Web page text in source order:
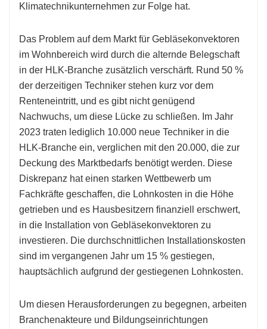
Klimatechnikunternehmen zur Folge hat.
Das Problem auf dem Markt für Gebläsekonvektoren
im Wohnbereich wird durch die alternde Belegschaft
in der HLK-Branche zusätzlich verschärft. Rund 50 %
der derzeitigen Techniker stehen kurz vor dem
Renteneintritt, und es gibt nicht genügend
Nachwuchs, um diese Lücke zu schließen. Im Jahr
2023 traten lediglich 10.000 neue Techniker in die
HLK-Branche ein, verglichen mit den 20.000, die zur
Deckung des Marktbedarfs benötigt werden. Diese
Diskrepanz hat einen starken Wettbewerb um
Fachkräfte geschaffen, die Lohnkosten in die Höhe
getrieben und es Hausbesitzern finanziell erschwert,
in die Installation von Gebläsekonvektoren zu
investieren. Die durchschnittlichen Installationskosten
sind im vergangenen Jahr um 15 % gestiegen,
hauptsächlich aufgrund der gestiegenen Lohnkosten.
Um diesen Herausforderungen zu begegnen, arbeiten
Branchenakteure und Bildungseinrichtungen